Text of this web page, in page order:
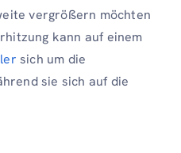
vergrößern möchten
kann auf einem
sich um die
sie sich auf die